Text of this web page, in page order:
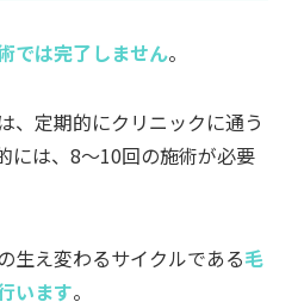
では完了しません。
、定期的にクリニックに通う
には、8〜10回の施術が必要
生え変わるサイクルである毛
います。